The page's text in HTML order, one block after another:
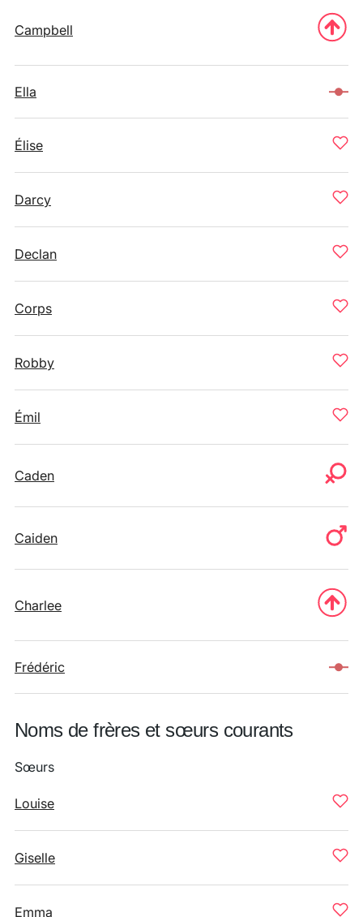
Campbell
Ella
Élise
Darcy
Declan
Corps
Robby
Émil
Caden
Caiden
Charlee
Frédéric
Noms de frères et sœurs courants
Sœurs
Louise
Giselle
Emma